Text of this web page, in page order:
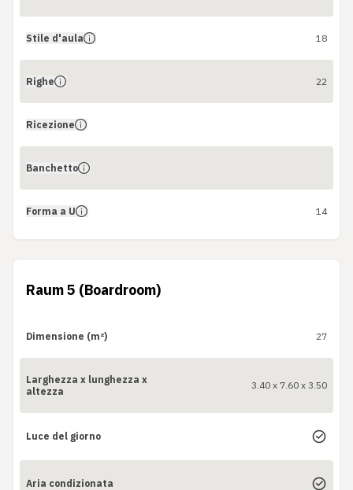
Stile d'aula 18
Righe 22
Ricezione
Banchetto
Forma a U 14
Raum 5 (Boardroom)
Dimensione (m²) 27
Larghezza x lunghezza x
altezza
3.40 x 7.60 x 3.50
Luce del giorno
Aria condizionata